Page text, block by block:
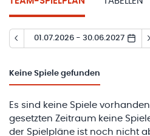
01.07.2026 - 30.06.2027
Keine Spiele gefunden
Es sind keine Spiele
gesetzten Zeitraum keine
der Spielpläne ist noch nicht